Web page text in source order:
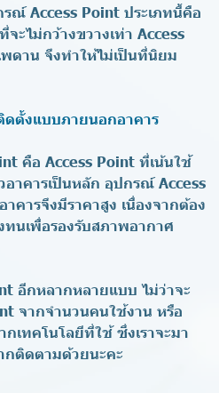
ณ์ Access Point ประเภทนี้คือ
ะไม่กว้างขวางเท่า Access
ดาน จึงทำให้ไม่เป็นที่นิยม
ตั้งแบบภายนอกอาคาร
คือ Access Point ที่เน้นใช้
าคารเป็นหลัก อุปกรณ์ Access
คารจึงมีราคาสูง เนื่องจากต้อง
นเพื่อรองรับสภาพอากาศ
อีกหลากหลายแบบ ไม่ว่าจะ
จากจำนวนคนใช้งาน หรือ
กเทคโนโลยีที่ใช้ ซึ่งเราจะมา
ติดตามด้วยนะคะ